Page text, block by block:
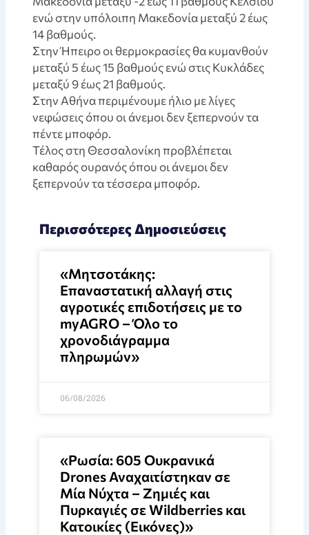
ενώ στην υπόλοιπη Μακεδονία μεταξύ 2 έως
14 βαθμούς.
Στην Ήπειρο οι θερμοκρασίες θα κυμανθούν
μεταξύ 5 έως 15 βαθμούς ενώ στις Κυκλάδες
μεταξύ 9 έως 21 βαθμούς.
Στην Αθήνα περιμένουμε ήλιο με λίγες
νεφώσεις όπου οι άνεμοι δεν ξεπερνούν τα
πέντε μποφόρ.
Τέλος στη Θεσσαλονίκη προβλέπεται
καθαρός ουρανός όπου οι άνεμοι δεν
ξεπερνούν τα τέσσερα μποφόρ.
Περισσότερες Δημοσιεύσεις
«Μητσοτάκης:
Επαναστατική αλλαγή στις
αγροτικές επιδοτήσεις με το
myAGRO – Όλο το
χρονοδιάγραμμα
πληρωμών»
06/08/2026
«Ρωσία: 605 Ουκρανικά
Drones Αναχαιτίστηκαν σε
Μία Νύχτα – Ζημιές και
Πυρκαγιές σε Wildberries και
Κατοικίες (Εικόνες)»